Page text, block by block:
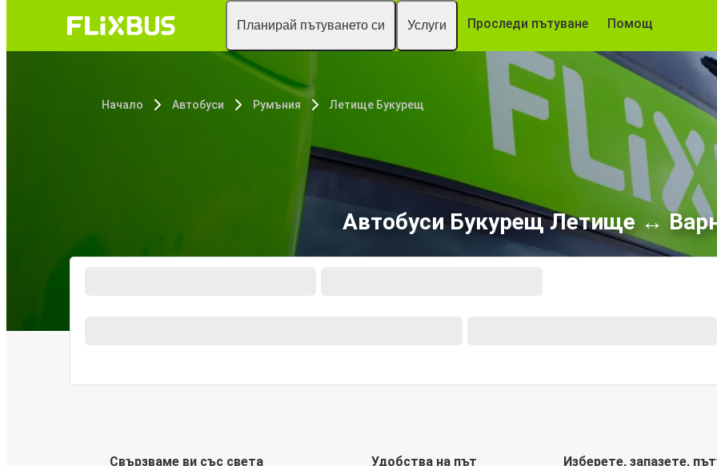
Планирай пътуването си Услуги Проследи пътуване Помощ
Начало Автобуси Румъния Летище Букурещ
Автобуси Букурещ Летище ↔
Свързваме ви със света Удобства на път Изберете, запазете,